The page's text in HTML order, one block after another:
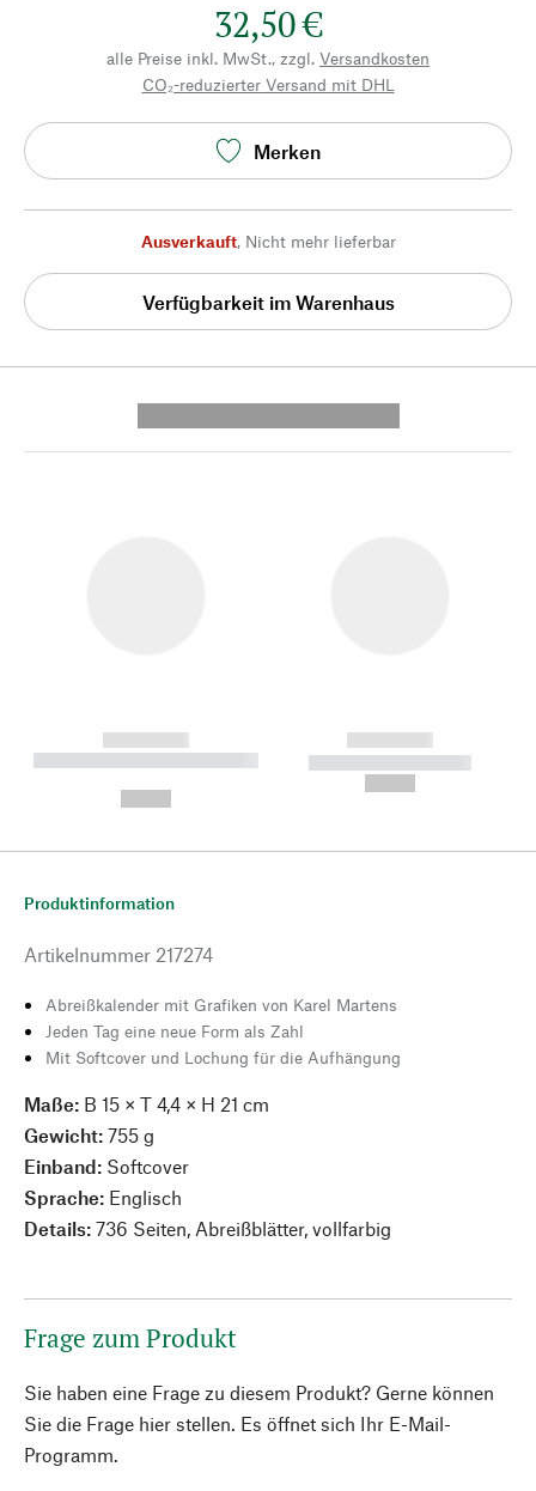
32,50 €
alle Preise inkl. MwSt., zzgl. Versandkosten
CO₂-reduzierter Versand mit DHL
Merken
Ausverkauft, Nicht mehr lieferbar
Verfügbarkeit im Warenhaus
------------
----------- ----------- --------
------------
----------- -----------
Produktinformation
Artikelnummer 217274
Abreißkalender mit Grafiken von Karel Martens
Jeden Tag eine neue Form als Zahl
Mit Softcover und Lochung für die Aufhängung
Maße: B 15 × T 4,4 × H 21 cm
Gewicht: 755 g
Einband: Softcover
Sprache: Englisch
Details: 736 Seiten, Abreißblätter, vollfarbig
Frage zum Produkt
Sie haben eine Frage zu diesem Produkt? Gerne können
Sie die Frage hier stellen. Es öffnet sich Ihr E-Mail-
Programm.